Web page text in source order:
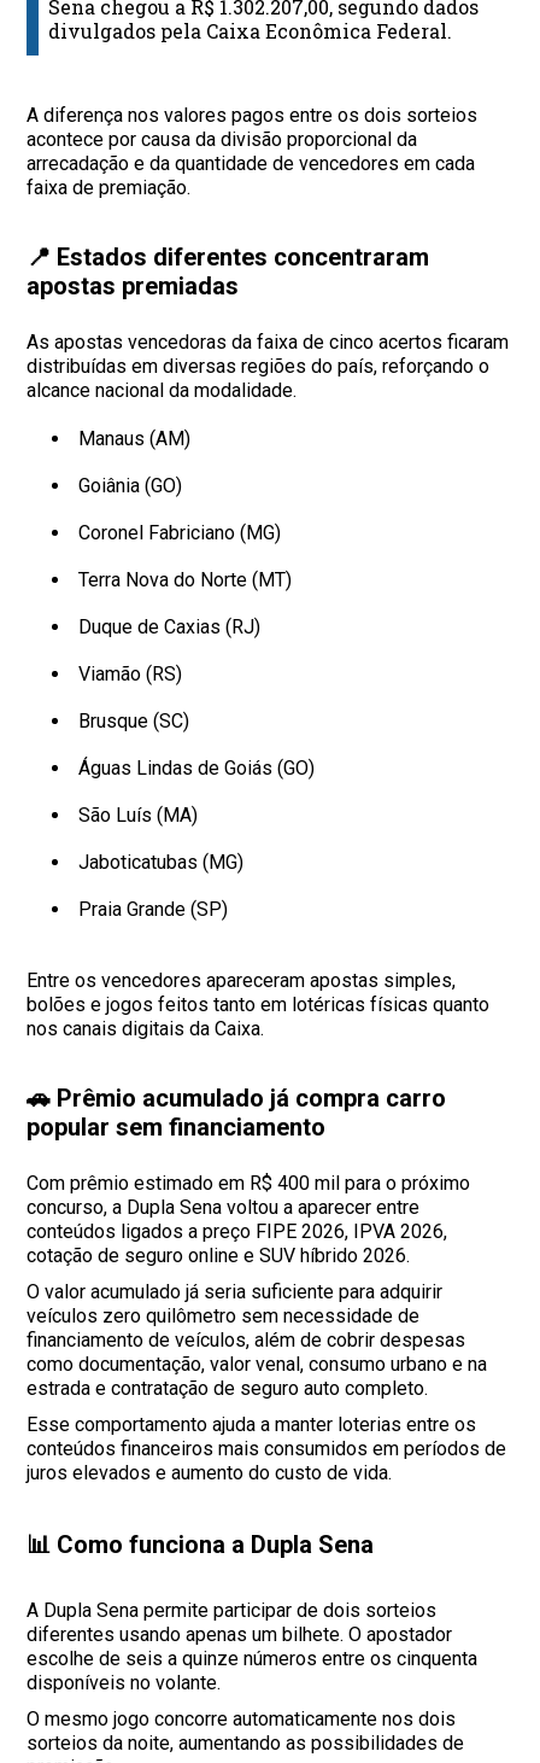
Sena chegou a R$ 1.302.207,00, segundo dados
divulgados pela Caixa Econômica Federal.
A diferença nos valores pagos entre os dois sorteios
acontece por causa da divisão proporcional da
arrecadação e da quantidade de vencedores em cada
faixa de premiação.
📍 Estados diferentes concentraram
apostas premiadas
As apostas vencedoras da faixa de cinco acertos ficaram
distribuídas em diversas regiões do país, reforçando o
alcance nacional da modalidade.
Manaus (AM)
Goiânia (GO)
Coronel Fabriciano (MG)
Terra Nova do Norte (MT)
Duque de Caxias (RJ)
Viamão (RS)
Brusque (SC)
Águas Lindas de Goiás (GO)
São Luís (MA)
Jaboticatubas (MG)
Praia Grande (SP)
Entre os vencedores apareceram apostas simples,
bolões e jogos feitos tanto em lotéricas físicas quanto
nos canais digitais da Caixa.
🚗 Prêmio acumulado já compra carro
popular sem financiamento
Com prêmio estimado em R$ 400 mil para o próximo
concurso, a Dupla Sena voltou a aparecer entre
conteúdos ligados a preço FIPE 2026, IPVA 2026,
cotação de seguro online e SUV híbrido 2026.
O valor acumulado já seria suficiente para adquirir
veículos zero quilômetro sem necessidade de
financiamento de veículos, além de cobrir despesas
como documentação, valor venal, consumo urbano e na
estrada e contratação de seguro auto completo.
Esse comportamento ajuda a manter loterias entre os
conteúdos financeiros mais consumidos em períodos de
juros elevados e aumento do custo de vida.
📊 Como funciona a Dupla Sena
A Dupla Sena permite participar de dois sorteios
diferentes usando apenas um bilhete. O apostador
escolhe de seis a quinze números entre os cinquenta
disponíveis no volante.
O mesmo jogo concorre automaticamente nos dois
sorteios da noite, aumentando as possibilidades de